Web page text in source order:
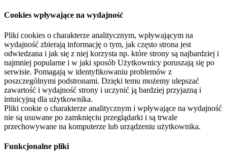
Cookies wpływające na wydajność
Pliki cookies o charakterze analitycznym, wpływającym na
wydajność zbierają informację o tym, jak często strona jest
odwiedzana i jak się z niej korzysta np. które strony są najbardziej i
najmniej popularne i w jaki sposób Użytkownicy poruszają się po
serwisie. Pomagają w identyfikowaniu problemów z
poszczególnymi podstronami. Dzięki temu możemy ulepszać
zawartość i wydajność strony i uczynić ją bardziej przyjazną i
intuicyjną dla użytkownika.
Pliki cookie o charakterze analitycznym i wpływające na wydajność
nie są usuwane po zamknięciu przeglądarki i są trwale
przechowywane na komputerze lub urządzeniu użytkownika.
Funkcjonalne pliki